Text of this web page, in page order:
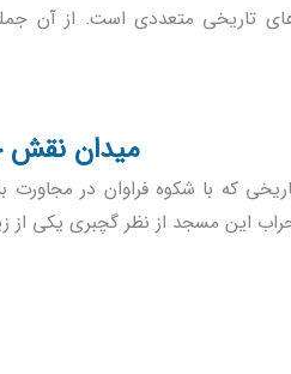
تاریخی متعددی است. از آن
میدان نقش
که با شکوه فراوان در مجاورت
این مسجد از نظر گچبری یکی از